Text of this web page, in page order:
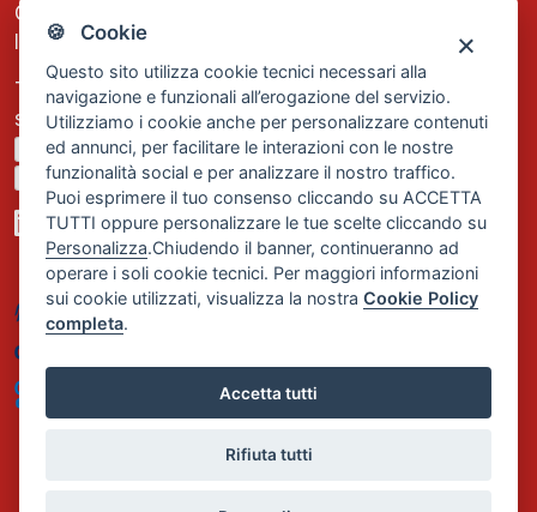
🍪 Cookie
Questo sito utilizza cookie tecnici necessari alla
navigazione e funzionali all’erogazione del servizio.
Utilizziamo i cookie anche per personalizzare contenuti
ed annunci, per facilitare le interazioni con le nostre
funzionalità social e per analizzare il nostro traffico.
Puoi esprimere il tuo consenso cliccando su ACCETTA
TUTTI oppure personalizzare le tue scelte cliccando su
Personalizza.Chiudendo il banner, continueranno ad
operare i soli cookie tecnici. Per maggiori informazioni
sui cookie utilizzati, visualizza la nostraCookie Policy
completa.
Accetta tutti
Rifiuta tutti
C.F. e P.IVA: 13474420158
Iscrizione REA Milano n. 1656740
Tel. +39 02 2838 1307
segreteria@comservizi.eu
Privacy Policy
Cookie Policy